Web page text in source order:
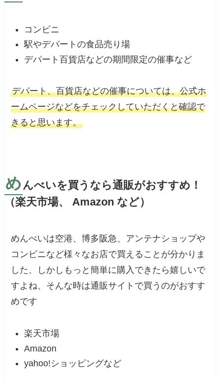
コンビニ
駅やデパートの食品売り場
デパート百貨店などの期間限定の催事など
デパート、百貨店などの催事については、公式ホ
ームページなどをチェックしていただくと確認で
きると思います。
め んべいを買うなら通販がおすすめ！
（楽天市場、 Amazon など）
めんべいは空港、博多阪急、アンテナショップや
コンビニなど様々なお店で買えることが分かりま
した、しかしもっと簡単に購入できたら嬉しいで
すよね、そんな時は通販サイトで買うのがおすす
めです
楽天市場
Amazon
yahoo!ショッピングなど